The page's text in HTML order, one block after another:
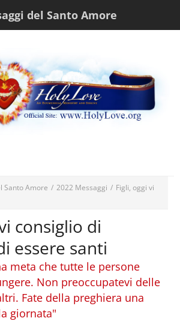
Santo Amore / 2022 Messaggi / Figli, oggi vi
consiglio di
essere santi
meta che tutte le persone
Non preoccupatevi delle
Fate della preghiera una
giornata"
del Santo Amore